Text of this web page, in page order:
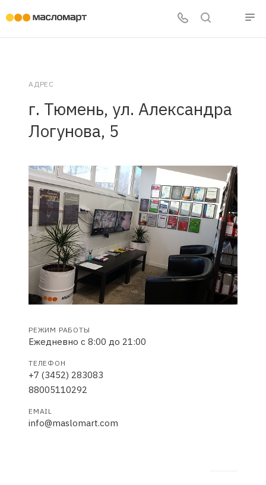
АДРЕС
г. Тюмень, ул. Александра
Логунова, 5
РЕЖИМ РАБОТЫ
Ежедневно с 8:00 до 21:00
ТЕЛЕФОН
+7 (3452) 283083
88005110292
EMAIL
info@maslomart.com